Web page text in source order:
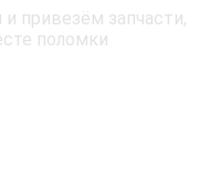
привезём запчасти,
поломки